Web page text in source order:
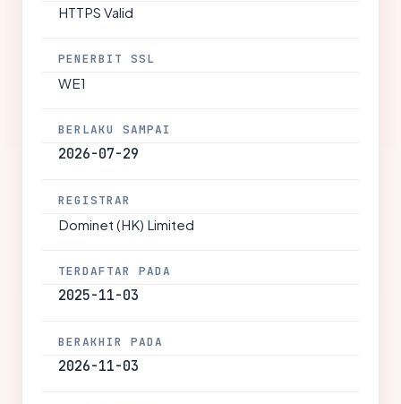
HTTPS Valid
PENERBIT SSL
WE1
BERLAKU SAMPAI
2026-07-29
REGISTRAR
Dominet (HK) Limited
TERDAFTAR PADA
2025-11-03
BERAKHIR PADA
2026-11-03